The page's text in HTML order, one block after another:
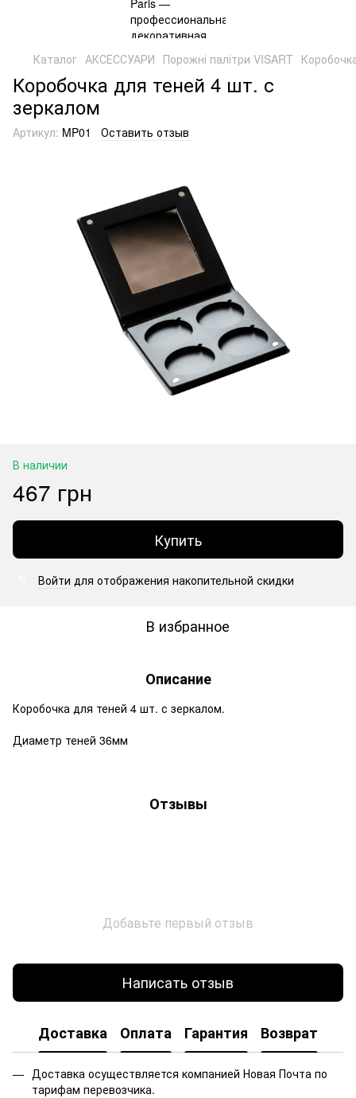
Каталог АКСЕССУАРИ Порожні палітри VISART
Коробочка для теней 4 шт. с
зеркалом
Артикул: MP01 Оставить отзыв
В наличии
467 грн
Купить
Войти для отображения накопительной скидки
В избранное
Описание
Коробочка для теней 4 шт. с зеркалом.
Диаметр теней 36мм
Отзывы
Добавьте первый отзыв
Написать отзыв
Доставка Оплата Гарантия Возврат
Доставка осуществляется компанией Новая Почта по
тарифам перевозчика.